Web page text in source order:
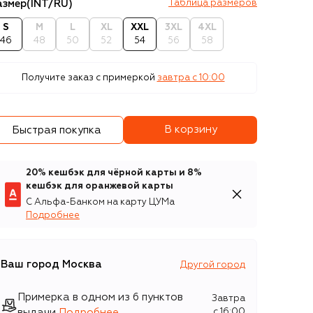
(INT/RU) Таблица размеров
S
46
M
48
L
50
XL
52
XXL
54
3XL
56
4XL
58
Получите заказ с примеркой завтра c 10:00
Быстрая покупка В корзину
20% кешбэк для чёрной карты и 8%
кешбэк для оранжевой карты
С Альфа-Банком на карту ЦУМа
Подробнее
Ваш город Москва Другой город
Примерка в одном из 6 пунктов
Завтра